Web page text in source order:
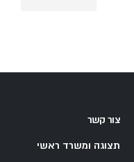
צור קשר
תצוגה ומשרד ראשי